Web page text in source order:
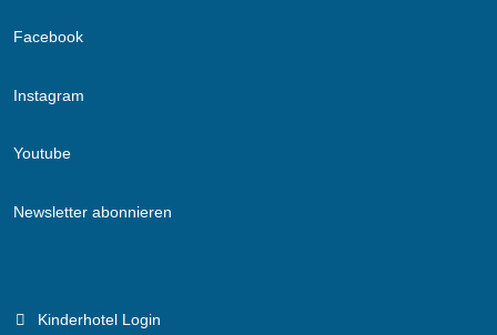
Facebook
Instagram
Youtube
Newsletter abonnieren
Kinderhotel Login